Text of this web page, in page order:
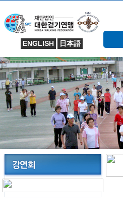
ENGLISH 日本語